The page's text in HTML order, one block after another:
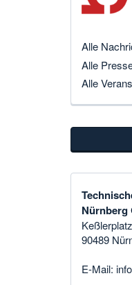
Alle
Alle
Alle
Nürnberg
90489
E-Mail: